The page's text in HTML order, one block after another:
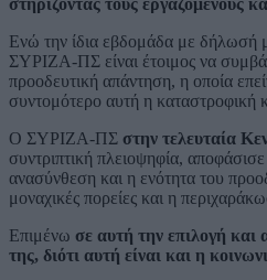
στηρίζοντας τους εργαζόμενους
Ενώ την ίδια εβδομάδα με δήλωσή
ΣΥΡΙΖΑ-ΠΣ είναι έτοιμος να
προοδευτική απάντηση, η οποία
συντομότερο αυτή η καταστροφική
Ο ΣΥΡΙΖΑ-ΠΣ στην τελευταία
συντριπτική πλειοψηφία,
ανασύνθεση και η ενότητα του
μοναχικές πορείες και η
Επιμένω σε αυτή την επιλογή και
της, διότι αυτή είναι και η